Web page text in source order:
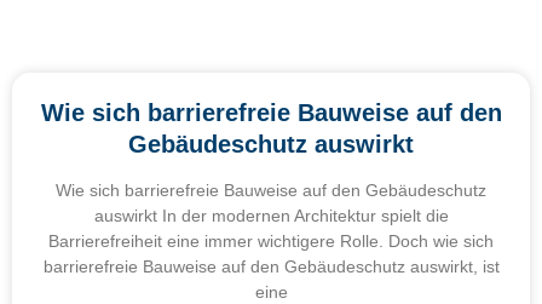
Wie sich barrierefreie Bauweise auf den
Gebäudeschutz auswirkt
Wie sich barrierefreie Bauweise auf den Gebäudeschutz
auswirkt In der modernen Architektur spielt die
Barrierefreiheit eine immer wichtigere Rolle. Doch wie sich
barrierefreie Bauweise auf den Gebäudeschutz auswirkt, ist
eine